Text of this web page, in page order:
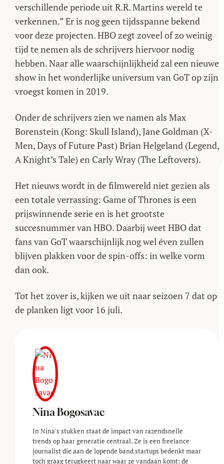
verschillende periode uit R.R. Martins wereld te
verkennen.” Er is nog geen tijdsspanne bekend
voor deze projecten. HBO zegt zoveel of zo weinig
tijd te nemen als de schrijvers hiervoor nodig
hebben. Naar alle waarschijnlijkheid zal een nieuwe
show in het wonderlijke universum van GoT op zijn
vroegst komen in 2019.
Onder de schrijvers zien we namen als Max
Borenstein (Kong: Skull Island), Jane Goldman (X-
Men, Days of Future Past) Brian Helgeland (Legend,
A Knight’s Tale) en Carly Wray (The Leftovers).
Het nieuws wordt in de filmwereld niet gezien als
een totale verrassing: Game of Thrones is een
prijswinnende serie en is het grootste
succesnummer van HBO. Daarbij weet HBO dat
fans van GoT waarschijnlijk nog wel éven zullen
blijven plakken voor de spin-offs: in welke vorm
dan ook.
Tot het zover is, kijken we uit naar seizoen 7 dat op
de planken ligt voor 16 juli.
Nina Bogosavac
In Nina's stukken staat de impact van razendsnelle
trends op haar generatie centraal. Ze is een freelance
journalist die aan de lopende band startups bedenkt maar
toch graag terugkeert naar waar ze vandaan komt: de